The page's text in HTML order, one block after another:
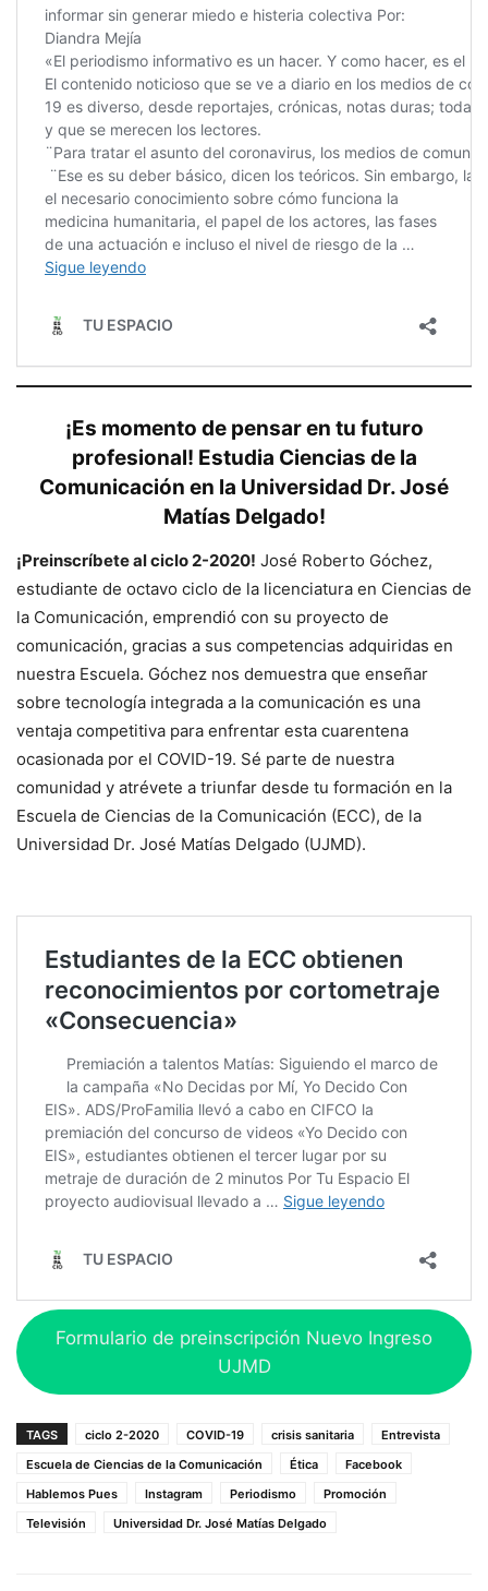
¡Es momento de pensar en tu futuro
profesional! Estudia Ciencias de la
Comunicación en la Universidad Dr. José
Matías Delgado!
¡Preinscríbete al ciclo 2-2020! José Roberto Góchez,
estudiante de octavo ciclo de la licenciatura en Ciencias de
la Comunicación, emprendió con su proyecto de
comunicación, gracias a sus competencias adquiridas en
nuestra Escuela. Góchez nos demuestra que enseñar
sobre tecnología integrada a la comunicación es una
ventaja competitiva para enfrentar esta cuarentena
ocasionada por el COVID-19. Sé parte de nuestra
comunidad y atrévete a triunfar desde tu formación en la
Escuela de Ciencias de la Comunicación (ECC), de la
Universidad Dr. José Matías Delgado (UJMD).
Formulario de preinscripción Nuevo Ingreso
UJMD
TAGS ciclo 2-2020 COVID-19 crisis sanitaria
Entrevista
Escuela de Ciencias de la Comunicación
Ética
Facebook
Hablemos Pues
Instagram Periodismo
Promoción
Televisión
Universidad Dr. José Matías Delgado